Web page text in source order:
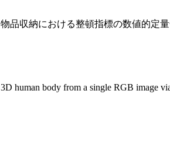
物品収納における整頓指標の数値的定
3D human body from a single RGB image